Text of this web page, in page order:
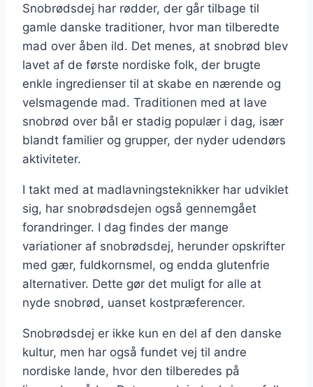
Snobrødsdej har rødder, der går tilbage til
gamle danske traditioner, hvor man tilberedte
mad over åben ild. Det menes, at snobrød blev
lavet af de første nordiske folk, der brugte
enkle ingredienser til at skabe en nærende og
velsmagende mad. Traditionen med at lave
snobrød over bål er stadig populær i dag, især
blandt familier og grupper, der nyder udendørs
aktiviteter.
I takt med at madlavningsteknikker har udviklet
sig, har snobrødsdejen også gennemgået
forandringer. I dag findes der mange
variationer af snobrødsdej, herunder opskrifter
med gær, fuldkornsmel, og endda glutenfrie
alternativer. Dette gør det muligt for alle at
nyde snobrød, uanset kostpræferencer.
Snobrødsdej er ikke kun en del af den danske
kultur, men har også fundet vej til andre
nordiske lande, hvor den tilberedes på